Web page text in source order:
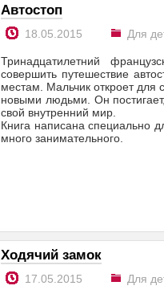
Автостоп
18.05.2015 Для
Тринадцатилетний
совершить путешествие
местам. Мальчик откроет для
новыми людьми. Он
свой внутренний мир.
Книга написана специально
много занимательного.
Ходячий замок
17.05.2015 Для